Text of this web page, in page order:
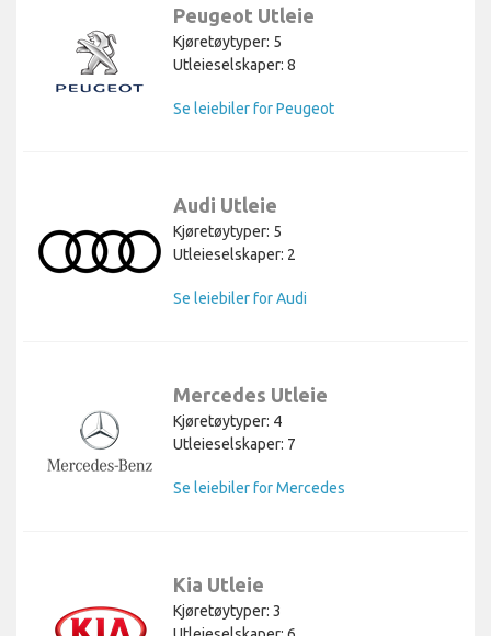
Peugeot Utleie
Kjøretøytyper: 5
Utleieselskaper: 8
Se leiebiler for Peugeot
Audi Utleie
Kjøretøytyper: 5
Utleieselskaper: 2
Se leiebiler for Audi
Mercedes Utleie
Kjøretøytyper: 4
Utleieselskaper: 7
Se leiebiler for Mercedes
Kia Utleie
Kjøretøytyper: 3